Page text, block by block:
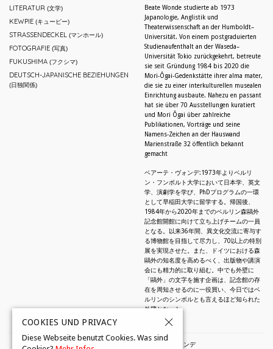
LITERATUR (文学)
KEWPIE (キューピー)
STRASSENDECKEL (マンホール)
FOTOGRAFIE (写真)
FUKUSHIMA (フクシマ)
DEUTSCH-JAPANISCHE BEZIEHUNGEN
(日独関係)
Beate Wonde studierte ab 1973
Japanologie, Anglistik und
Theaterwissenschaft an der Humboldt–
Universität. Von einem postgraduierten
Studienaufenthalt an der Waseda–
Universität Tokio zurückgekehrt, betreute
sie seit Gründung 1984 bis 2020 die
Mori-Ôgai-Gedenkstätte ihrer alma mater,
die sie zu einer interkulturellen musealen
Einrichtung ausbaute. Nahezu en passant
hat sie über 70 Ausstellungen kuratiert
und Mori Ôgai über zahlreiche
Publikationen, Vorträge und seine
Namens-Zeichen an der Hauswand
Marienstraße 32 öffentlich bekannt
gemacht
ベアーテ・ヴォンデ:1973年よりベルリ
ン・フンボルト大学において日本学、英文
学、演劇学を学び、PhDプログラムの一環
として早稲田大学に留学する。帰国後、
1984年から2020年までのベルリン森鷗外
記念館開館に向けて立ち上げチームの一員
となる。以来36年間、異文化交流に寄与す
る博物館を目指して尽力し、70以上の特別
展を実現させた。また、ドイツにおける森
鷗外の知名度を高めるべく、出版物や講演
会にも精力的に取り組む。中でも外壁に
「鷗外」の文字を施す企画は、記念館の存
在を周知させるのに一役買い、今日ではベ
ルリンのシンボルとも言えるほど知られた
外壁となった。
© 2026 by Beate Wonde・ベアーテ・ヴォンデ
COOKIES UND PRIVACY
Diese Webseite benutzt Cookies. Was sind